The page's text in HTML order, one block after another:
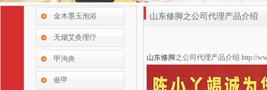
金木墨玉泡浴
无烟艾灸理疗
甲沟炎
嵌甲
山东修脚之公司代理产品介绍
山东修脚之公司代理产品介绍 http://